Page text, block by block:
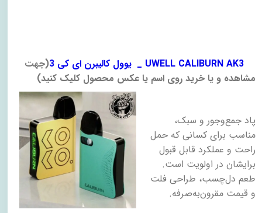
یوول کالیبرن ای کی 3 _ UWELL CALIBURN AK3 )جهت
مشاهده و یا خرید روی اسم یا عکس محصول کلیک کنید(
پاد جمع‌وجور و سبک،
مناسب برای کسانی که حمل
راحت و عملکرد قابل قبول
برایشان در اولویت است.
طعم دل‌چسب، طراحی فلت
و قیمت مقرون‌به‌صرفه.